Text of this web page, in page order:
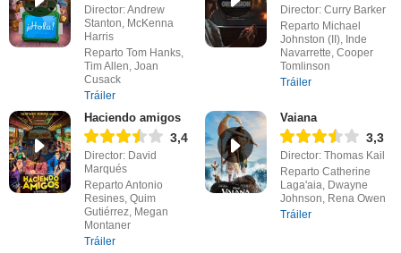
Director: Andrew
Stanton, McKenna
Harris
Reparto Tom Hanks,
Tim Allen, Joan
Cusack
Tráiler
Director: Curry Barker
Reparto Michael
Johnston (II), Inde
Navarrette, Cooper
Tomlinson
Tráiler
Haciendo amigos
3,4
Director: David
Marqués
Reparto Antonio
Resines, Quim
Gutiérrez, Megan
Montaner
Tráiler
Vaiana
3,3
Director: Thomas Kail
Reparto Catherine
Laga'aia, Dwayne
Johnson, Rena Owen
Tráiler